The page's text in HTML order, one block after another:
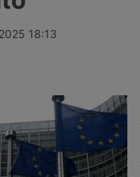
resta
prima
18:13